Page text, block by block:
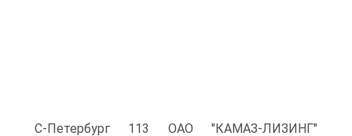
С-Петербург 113 ОАО "КАМАЗ-ЛИЗИНГ"